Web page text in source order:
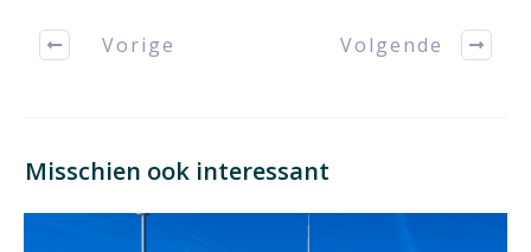
Vorige Volgende
Misschien ook interessant